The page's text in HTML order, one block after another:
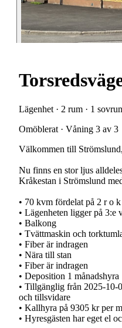
Lägenhet · 2 rum · 1
Omöblerat · Våning 3 av 3
Välkommen till
Nu finns en stor ljus
Kråkestan i Strömslund
• 70 kvm fördelat på 2 r o k
• Lägenheten ligger på 3:e
• Balkong
• Tvättmaskin och
• Fiber är indragen
• Nära till stan
• Fiber är indragen
• Deposition 1 månadshyra
• Tillgänglig från 2025-10-
och tillsvidare
• Kallhyra på 9305 kr per
• Hyresgästen har eget el